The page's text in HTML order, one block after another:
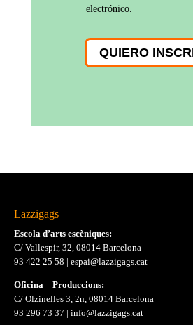
electrónico.
QUIERO
Lazzigags
Escola d’arts escèniques:
C/ Vallespir, 32, 08014 Barcelona
93 422 25 58 | espai@lazzigags.cat
Oficina – Produccions:
C/ Olzinelles 3, 2n, 08014 Barcelona
93 296 73 37 | info@lazzigags.cat